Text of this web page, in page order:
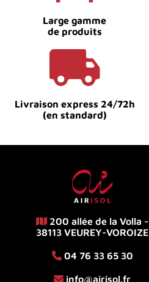
Large gamme
de produits
Livraison express 24/72h
(en standard)
200 allée de la Volla -
38113 VEUREY-VOROIZE
04 76 33 65 30
info@airisol.fr